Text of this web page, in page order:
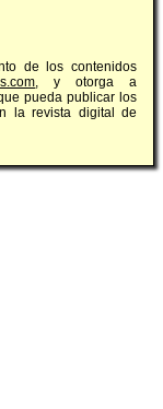
de los contenidos
, y otorga a
pueda publicar los
la revista digital de